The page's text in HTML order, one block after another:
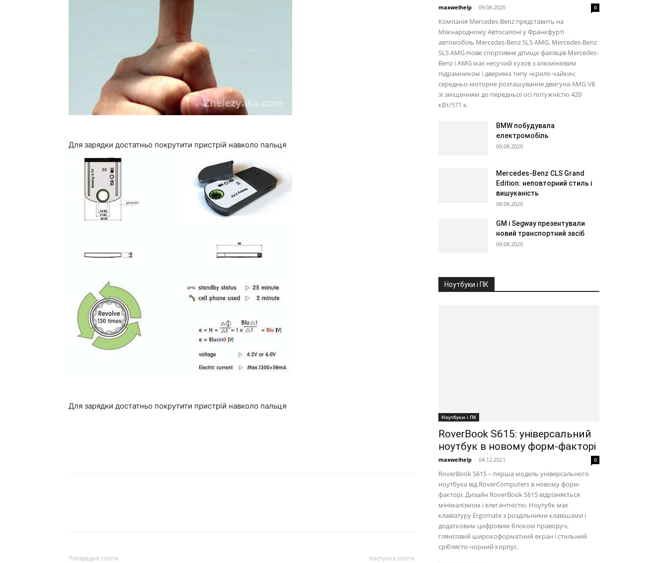
Для зарядки достатньо покрутити пристрій навколо пальця
Для зарядки достатньо покрутити пристрій навколо пальця
Попередня стаття Наступна стаття
maxwelhelp - 09.08.2020 0
Компанія Mercedes-Benz представить на
Міжнародному Автосалоні у Франкфурті
автомобіль Mercedes-Benz SLS AMG. Mercedes-Benz
SLS AMG Нове спортивне дітище фахівців Mercedes-
Benz і AMG має несучий кузов з алюмінієвим
підрамником і дверима типу «крило чайки»;
середньо-моторне розташування двигуна AMG V8
зі зміщенням до передньої осі потужністю 420
кВт/571 к.
BMW побудувала
електромобіль
09.08.2020
Mercedes-Benz CLS Grand
Edition: неповторний стиль і
вишуканість
08.08.2020
GM і Segway презентували
новий транспортний засіб
09.08.2020
Ноутбуки і ПК
Ноутбуки і ПК
RoverBook S615: універсальний
ноутбук в новому форм-факторі
maxwelhelp - 04.12.2021 0
RoverBook S615 – перша модель універсального
ноутбука від RoverComputers в новому форм-
факторі. Дизайн RoverBook S615 відрізняється
мінімалізмом і елегантністю. Ноутубк має
клавіатуру Ergomate з роздільними клавішами і
додатковим цифровим блоком праворуч,
глянсовий широкоформатний екран і стильний
сріблясто-чорний корпус.